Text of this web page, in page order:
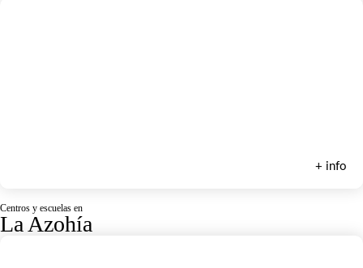
+ info
Centros y escuelas en
La Azohía